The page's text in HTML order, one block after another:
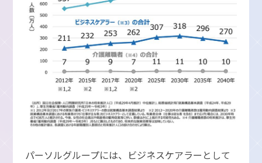
パーソルグループには、ビジネスケアラーとして